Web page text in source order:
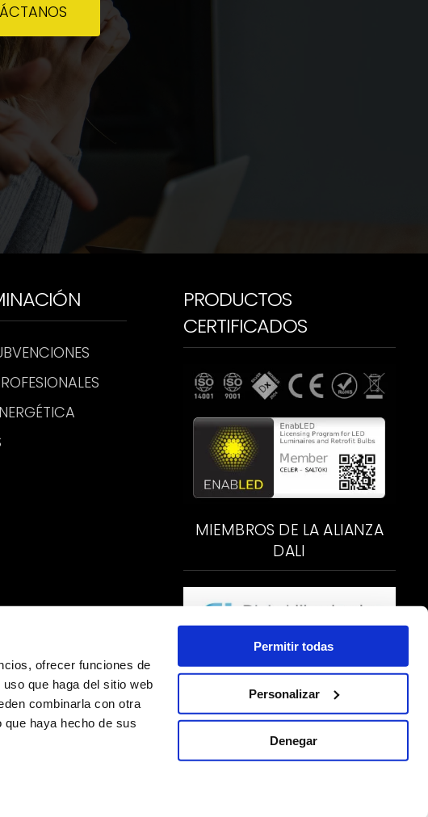
ofrecer funciones de
que haga del sitio web
combinarla con otra
haya hecho de sus
Permitir todas
Personalizar
Denegar
PRODUCTOS
CERTIFICADOS
MIEMBROS DE LA ALIANZA
DALI